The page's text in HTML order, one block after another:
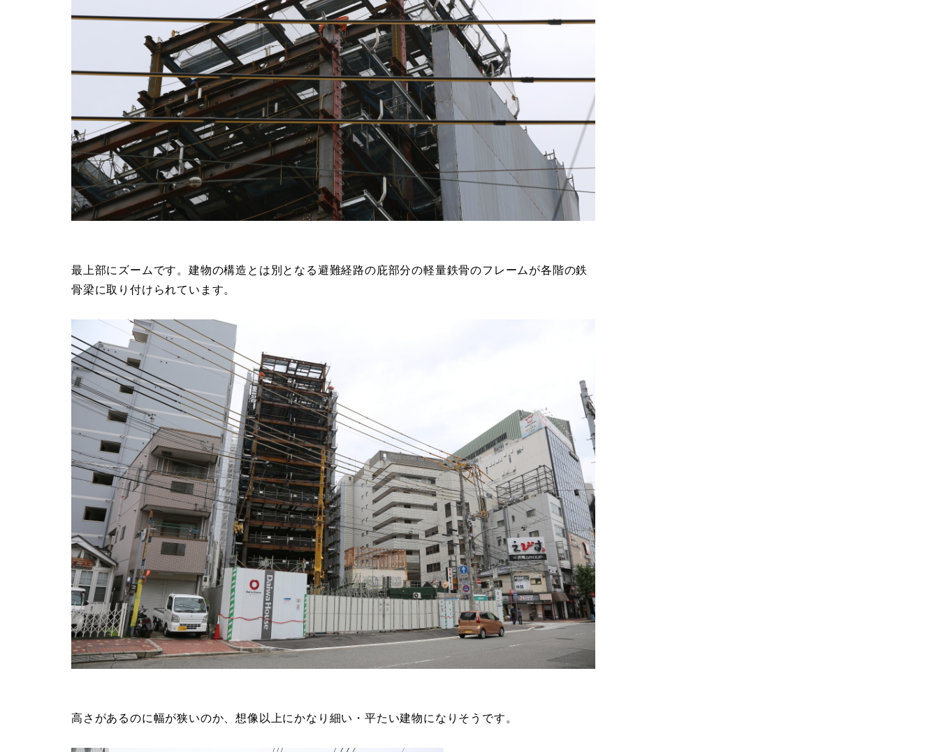
最上部にズームです。建物の構造とは別となる避難経路の庇部分の軽量鉄骨のフレームが各階の鉄
骨梁に取り付けられています。
高さがあるのに幅が狭いのか、想像以上にかなり細い・平たい建物になりそうです。